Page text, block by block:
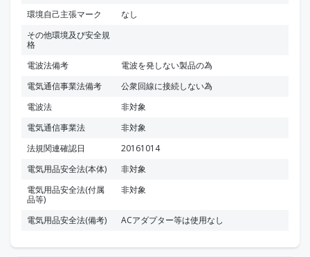
環境自己主張マーク
なし
その他環境及び安全規
格
電波法備考
電波を発しない製品の為
電気通信事業法備考
公衆回線に接続しない為
電波法
非対象
電気通信事業法
非対象
法規関連確認日
20161014
電気用品安全法(本体)
非対象
電気用品安全法(付属
品等)
非対象
電気用品安全法(備考) ACアダプター等は使用なし